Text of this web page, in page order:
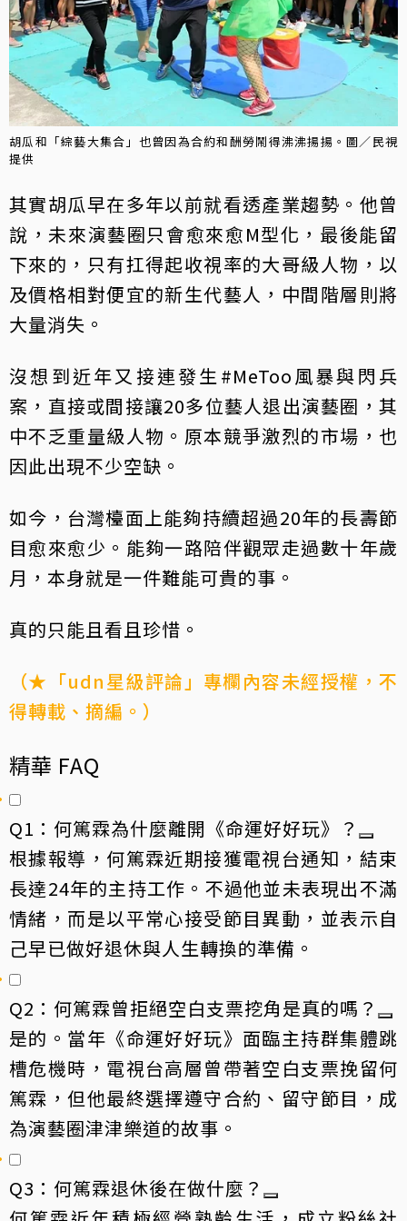
胡瓜和「綜藝大集合」也曾因為合約和酬勞鬧得沸沸揚揚。圖／民視
提供
其實胡瓜早在多年以前就看透產業趨勢。他曾
說，未來演藝圈只會愈來愈M型化，最後能留
下來的，只有扛得起收視率的大哥級人物，以
及價格相對便宜的新生代藝人，中間階層則將
大量消失。
沒想到近年又接連發生#MeToo風暴與閃兵
案，直接或間接讓20多位藝人退出演藝圈，其
中不乏重量級人物。原本競爭激烈的市場，也
因此出現不少空缺。
如今，台灣檯面上能夠持續超過20年的長壽節
目愈來愈少。能夠一路陪伴觀眾走過數十年歲
月，本身就是一件難能可貴的事。
真的只能且看且珍惜。
（★「udn星級評論」專欄內容未經授權，不
得轉載、摘編。）
精華 FAQ
Q1：何篤霖為什麼離開《命運好好玩》？
根據報導，何篤霖近期接獲電視台通知，結束
長達24年的主持工作。不過他並未表現出不滿
情緒，而是以平常心接受節目異動，並表示自
己早已做好退休與人生轉換的準備。
Q2：何篤霖曾拒絕空白支票挖角是真的嗎？
是的。當年《命運好好玩》面臨主持群集體跳
槽危機時，電視台高層曾帶著空白支票挽留何
篤霖，但他最終選擇遵守合約、留守節目，成
為演藝圈津津樂道的故事。
Q3：何篤霖退休後在做什麼？